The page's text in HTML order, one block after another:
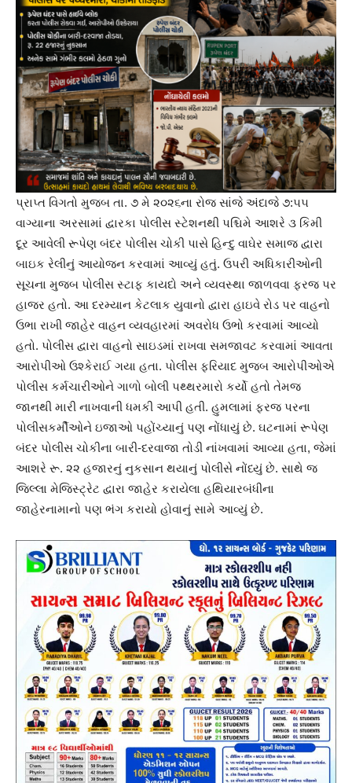
પ્રાપ્ત વિગતો મુજબ તા. ૭ મે ૨૦૨૬ના રોજ સાંજે અંદાજે ૭:૫૫
વાગ્યાના અરસામાં દ્વારકા પોલીસ સ્ટેશનથી પશ્ચિમે આશરે ૩ કિમી
દૂર આવેલી રૂપેણ બંદર પોલીસ ચોકી પાસે હિન્દુ વાઘેર સમાજ દ્વારા
બાઇક રેલીનું આયોજન કરવામાં આવ્યું હતું. ઉપરી અધિકારીઓની
સૂચના મુજબ પોલીસ સ્ટાફ કાયદો અને વ્યવસ્થા જાળવવા ફરજ પર
હાજર હતો. આ દરમ્યાન કેટલાક યુવાનો દ્વારા હાઇવે રોડ પર વાહનો
ઉભા રાખી જાહેર વાહન વ્યવહારમાં અવરોધ ઉભો કરવામાં આવ્યો
હતો. પોલીસ દ્વારા વાહનો સાઇડમાં રાખવા સમજાવટ કરવામાં આવતા
આરોપીઓ ઉશ્કેરાઈ ગયા હતા. પોલીસ ફરિયાદ મુજબ આરોપીઓએ
પોલીસ કર્મચારીઓને ગાળો બોલી પથ્થરમારો કર્યો હતો તેમજ
જાનથી મારી નાખવાની ધમકી આપી હતી. હુમલામાં ફરજ પરના
પોલીસકર્મીઓને ઇજાઓ પહોંચ્યાનું પણ નોંધાયું છે. ઘટનામાં રૂપેણ
બંદર પોલીસ ચોકીના બારી-દરવાજા તોડી નાંખવામાં આવ્યા હતા, જેમાં
આશરે રૂ. ૨૨ હજારનું નુકસાન થયાનું પોલીસે નોંધ્યું છે. સાથે જ
જિલ્લા મેજિસ્ટ્રેટ દ્વારા જાહેર કરાયેલા હથિયારબંધીના
જાહેરનામાનો પણ ભંગ કરાયો હોવાનું સામે આવ્યું છે.